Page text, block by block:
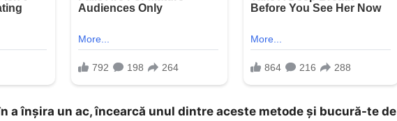
a înșira un ac, încearcă unul dintre aceste metode și bucură-te de